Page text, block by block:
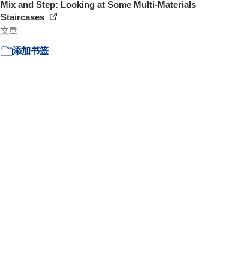
Mix and Step: Looking at Some Multi-Materials
Staircases
文章
添加书签